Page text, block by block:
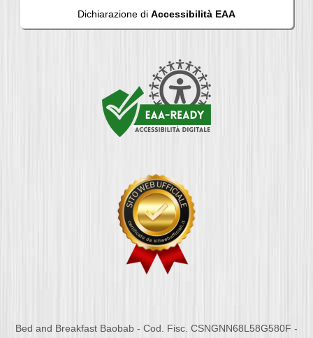
Dichiarazione di Accessibilità EAA
Bed and Breakfast Baobab - Cod. Fisc. CSNGNN68L58G580F -